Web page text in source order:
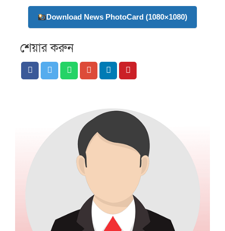
Download News PhotoCard (1080×1080)
শেয়ার করুন